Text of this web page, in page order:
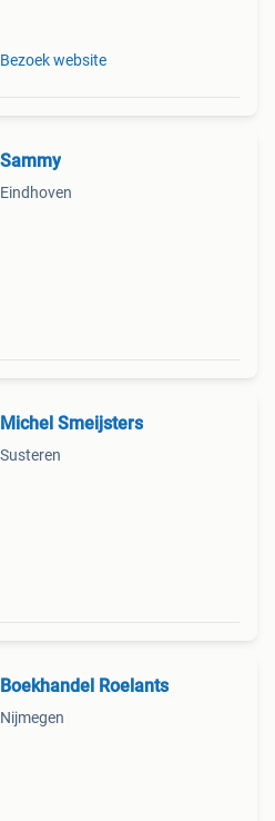
Bezoek website
Sammy
Eindhoven
Michel Smeijsters
Susteren
Boekhandel Roelants
Nijmegen